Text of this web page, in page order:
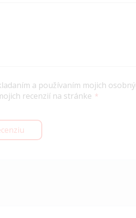
a používaním mojich
recenzií na stránke